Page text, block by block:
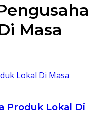
Masa
Produk Lokal Di